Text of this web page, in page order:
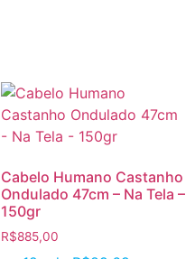
Cabelo Humano Castanho
Ondulado 47cm – Na Tela –
150gr
R$885,00